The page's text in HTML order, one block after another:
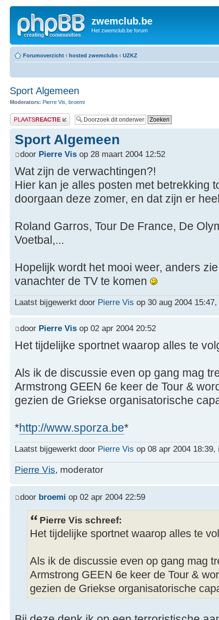
zwemclub.be
Het zwemclub.be forum
Forumoverzicht ‹ hosted zwemclubs ‹ UZKZ
Sport Algemeen
Moderators: Pierre Vis broemi
Plaats een reactie
Sport Algemeen
door Pierre Vis op 28 maart 2004 12:52
Wat zijn de verwachtingen?!
Hier kan je alles posten met betrekking
doorgaan deze zomer, en dat zijn er
Roland Garros, Tour De France, De
Voetbal,...
Hopelijk wordt het mooi weer, anders
vanachter de TV te komen
Laatst bijgewerkt door Pierre Vis op 30 aug 2004
door Pierre Vis op 02 apr 2004 20:52
Het tijdelijke sportnet waarop alles te
Als ik de discussie even op gang mag
Armstrong GEEN 6e keer de Tour &
gezien de Griekse organisatorische
*http://www.sporza.be*
Laatst bijgewerkt door Pierre Vis op 08 apr 2004
Pierre Vis, moderator
door broemi op 02 apr 2004 22:59
Pierre Vis schreef:
Het tijdelijke sportnet waarop alles te
Als ik de discussie even op gang mag
Armstrong GEEN 6e keer de Tour &
gezien de Griekse organisatorische